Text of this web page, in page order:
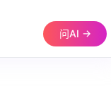
问AI →